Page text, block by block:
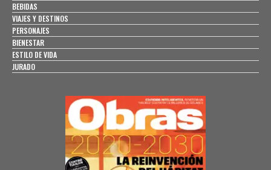
BEBIDAS
VIAJES Y DESTINOS
PERSONAJES
BIENESTAR
ESTILO DE VIDA
JURADO